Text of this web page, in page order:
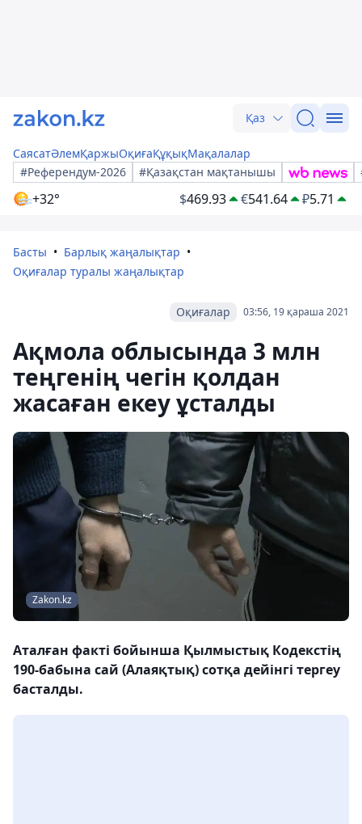
Қаз
СаясатӘлемҚаржыОқиғаҚұқықМақалалар
#Референдум-2026
#Қазақстан мақтанышы
+32° $469.93 €541.64 ₽5.71
Басты
Барлық жаңалықтар
Оқиғалар туралы жаңалықтар
03:56, 19 қараша 2021
Оқиғалар
Ақмола облысында 3 млн
теңгенің чегін қолдан
жасаған екеу ұсталды
Zakon.kz
Аталған факті бойынша Қылмыстық Кодекстің
190-бабына сай (Алаяқтық) сотқа дейінгі тергеу
басталды.